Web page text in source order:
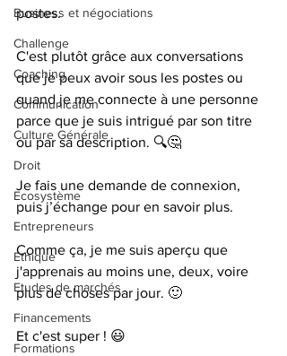
Business et négociations
Challenge
Coaching
Communication
Culture Générale
Droit
Ecosystème
Entrepreneurs
Ethique
Etudes de marchés
Financements
Formations
postes.
C'est plutôt grâce aux conversations
que je peux avoir sous les postes ou
quand je me connecte à une personne
parce que je suis intrigué par son titre
ou par sa description. 🔍🤔
Je fais une demande de connexion,
puis j’échange pour en savoir plus.
Comme ça, je me suis aperçu que
j'apprenais au moins une, deux, voire
plus de choses par jour. 🙂
Et c'est super ! 😃